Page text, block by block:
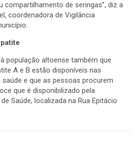
de seringas”, diz a
coordenadora de Vigilância
população altoense também que
A e B estão disponíveis nas
e que as pessoas procurem
que é disponibilizado pela
Saúde, localizada na Rua Epitácio